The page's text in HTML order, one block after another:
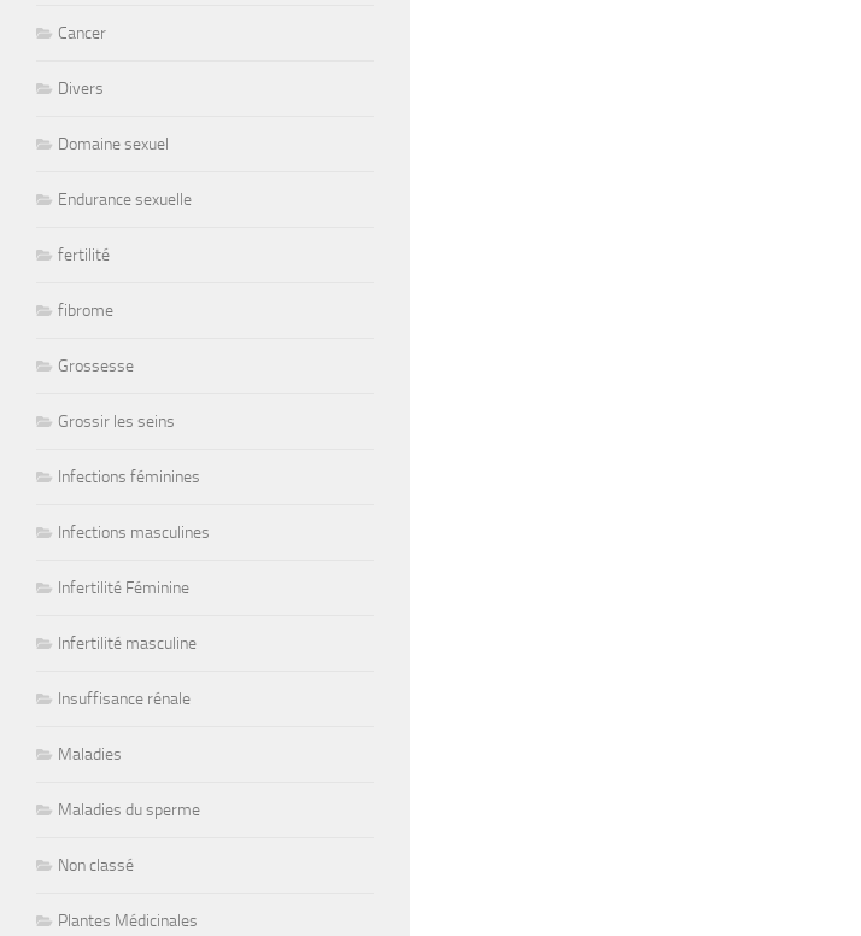
Cancer
Divers
Domaine sexuel
Endurance sexuelle
fertilité
fibrome
Grossesse
Grossir les seins
Infections féminines
Infections masculines
Infertilité Féminine
Infertilité masculine
Insuffisance rénale
Maladies
Maladies du sperme
Non classé
Plantes Médicinales